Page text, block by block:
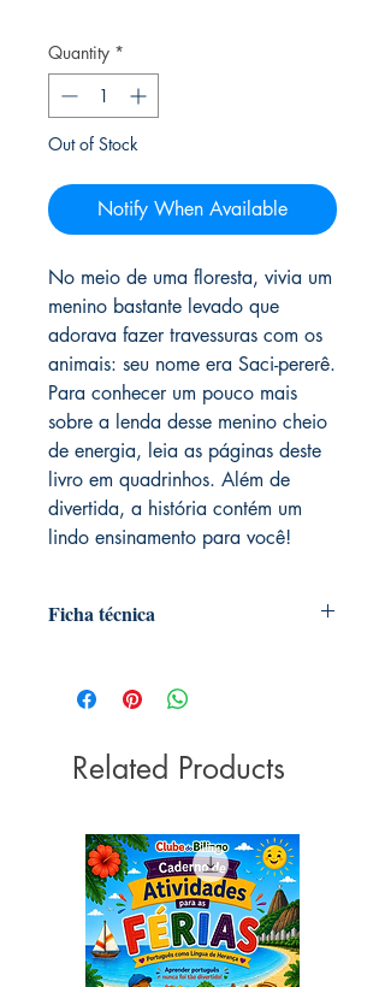
Quantity *
Out of Stock
Notify When Available
No meio de uma floresta, vivia um
menino bastante levado que
adorava fazer travessuras com os
animais: seu nome era Saci-pererê.
Para conhecer um pouco mais
sobre a lenda desse menino cheio
de energia, leia as páginas deste
livro em quadrinhos. Além de
divertida, a história contém um
lindo ensinamento para você!
Ficha técnica
Dimensões:20cm x 14cm
Coleção:
Gibi é diversão
Idioma:Português
ISBN:9786555006100
25 gramas
Acabamento:Grampeado
Related Products